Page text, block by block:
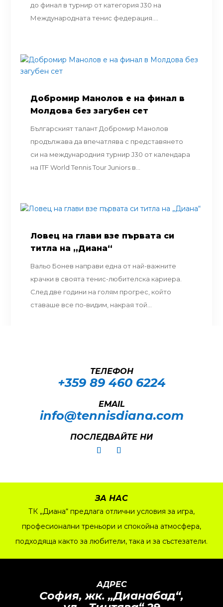
до финал в турнир от категория J30 на
Международната тенис федерация....
Добромир Манолов е на финал в
Молдова без загубен сет
Българският талант Добромир Манолов
продължава да впечатлява с представянето
си на международния турнир J30 от календара
на ITF World Tennis Tour Juniors в...
Ловец на глави взе първата си
титла на „Диана“
Вальо Бонев направи една от най-важните
крачки в своята тенис-любителска кариера.
След две години на голям прогрес, който
ставаше все по-видим, накрая той...
ТЕЛЕФОН
+359 89 460 6224­
EMAIL
info@tennisdiana.com
ПОСЛЕДВАЙТЕ НИ
ЗА НАС
ТК „Диана“ предлага отлични условия за игра,
професионални треньори и спокойна атмосфера,
подходяща както за любители, така и за състезатели.
АДРЕС
София, жк. „Дианабад“,